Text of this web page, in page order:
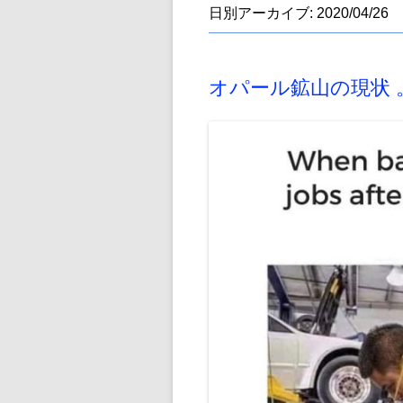
日別アーカイブ: 2020/04/26
オパール鉱山の現状